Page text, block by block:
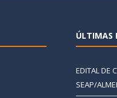
ÚLTIMAS
EDITAL DE
SEAP/